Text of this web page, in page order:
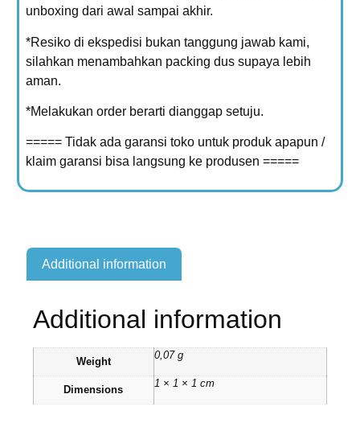
unboxing dari awal sampai akhir.
*Resiko di ekspedisi bukan tanggung jawab kami,
silahkan menambahkan packing dus supaya lebih
aman.
*Melakukan order berarti dianggap setuju.
===== Tidak ada garansi toko untuk produk apapun /
klaim garansi bisa langsung ke produsen =====
Additional information
Additional information
Weight
0,07 g
Dimensions
1 × 1 × 1 cm